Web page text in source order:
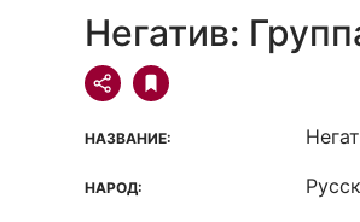
Негатив:
НАЗВАНИЕ:
НАРОД: